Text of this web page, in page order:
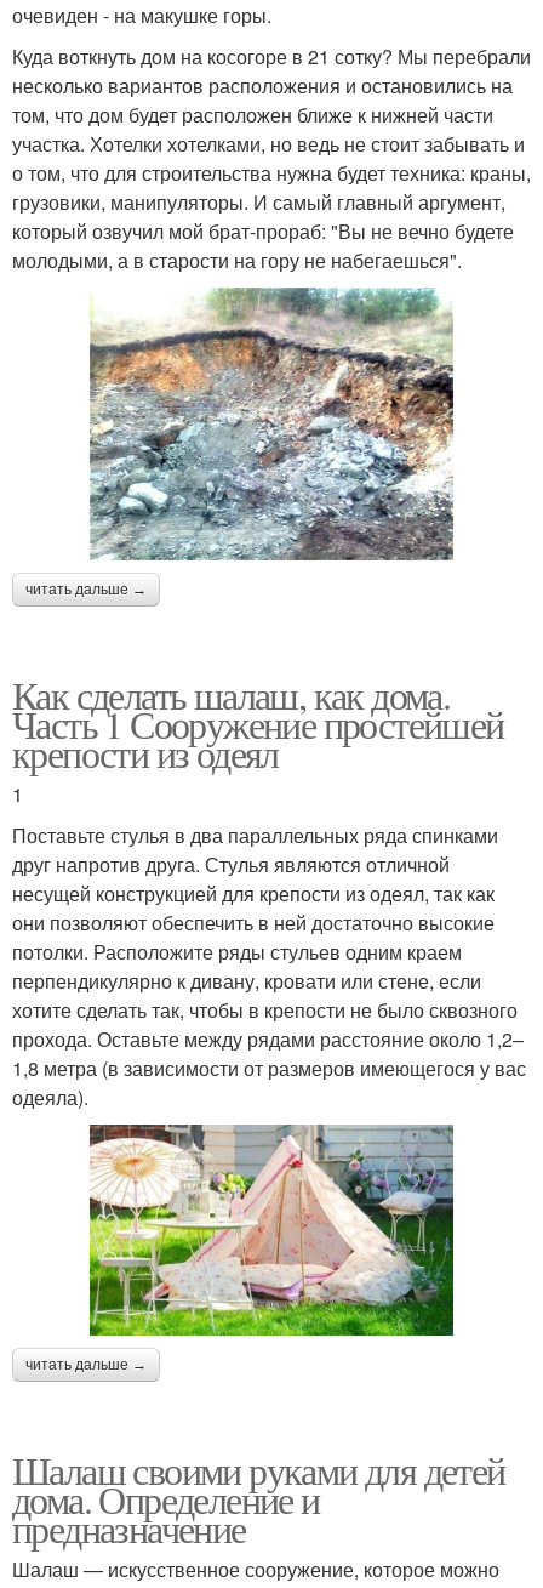
очевиден - на макушке горы.
Куда воткнуть дом на косогоре в 21 сотку? Мы перебрали
несколько вариантов расположения и остановились на
том, что дом будет расположен ближе к нижней части
участка. Хотелки хотелками, но ведь не стоит забывать и
о том, что для строительства нужна будет техника: краны,
грузовики, манипуляторы. И самый главный аргумент,
который озвучил мой брат-прораб: "Вы не вечно будете
молодыми, а в старости на гору не набегаешься".
читать дальше →
Как сделать шалаш, как дома.
Часть 1 Сооружение простейшей
крепости из одеял
1
Поставьте стулья в два параллельных ряда спинками
друг напротив друга. Стулья являются отличной
несущей конструкцией для крепости из одеял, так как
они позволяют обеспечить в ней достаточно высокие
потолки. Расположите ряды стульев одним краем
перпендикулярно к дивану, кровати или стене, если
хотите сделать так, чтобы в крепости не было сквозного
прохода. Оставьте между рядами расстояние около 1,2–
1,8 метра (в зависимости от размеров имеющегося у вас
одеяла).
читать дальше →
Шалаш своими руками для детей
дома. Определение и
предназначение
Шалаш — искусственное сооружение, которое можно